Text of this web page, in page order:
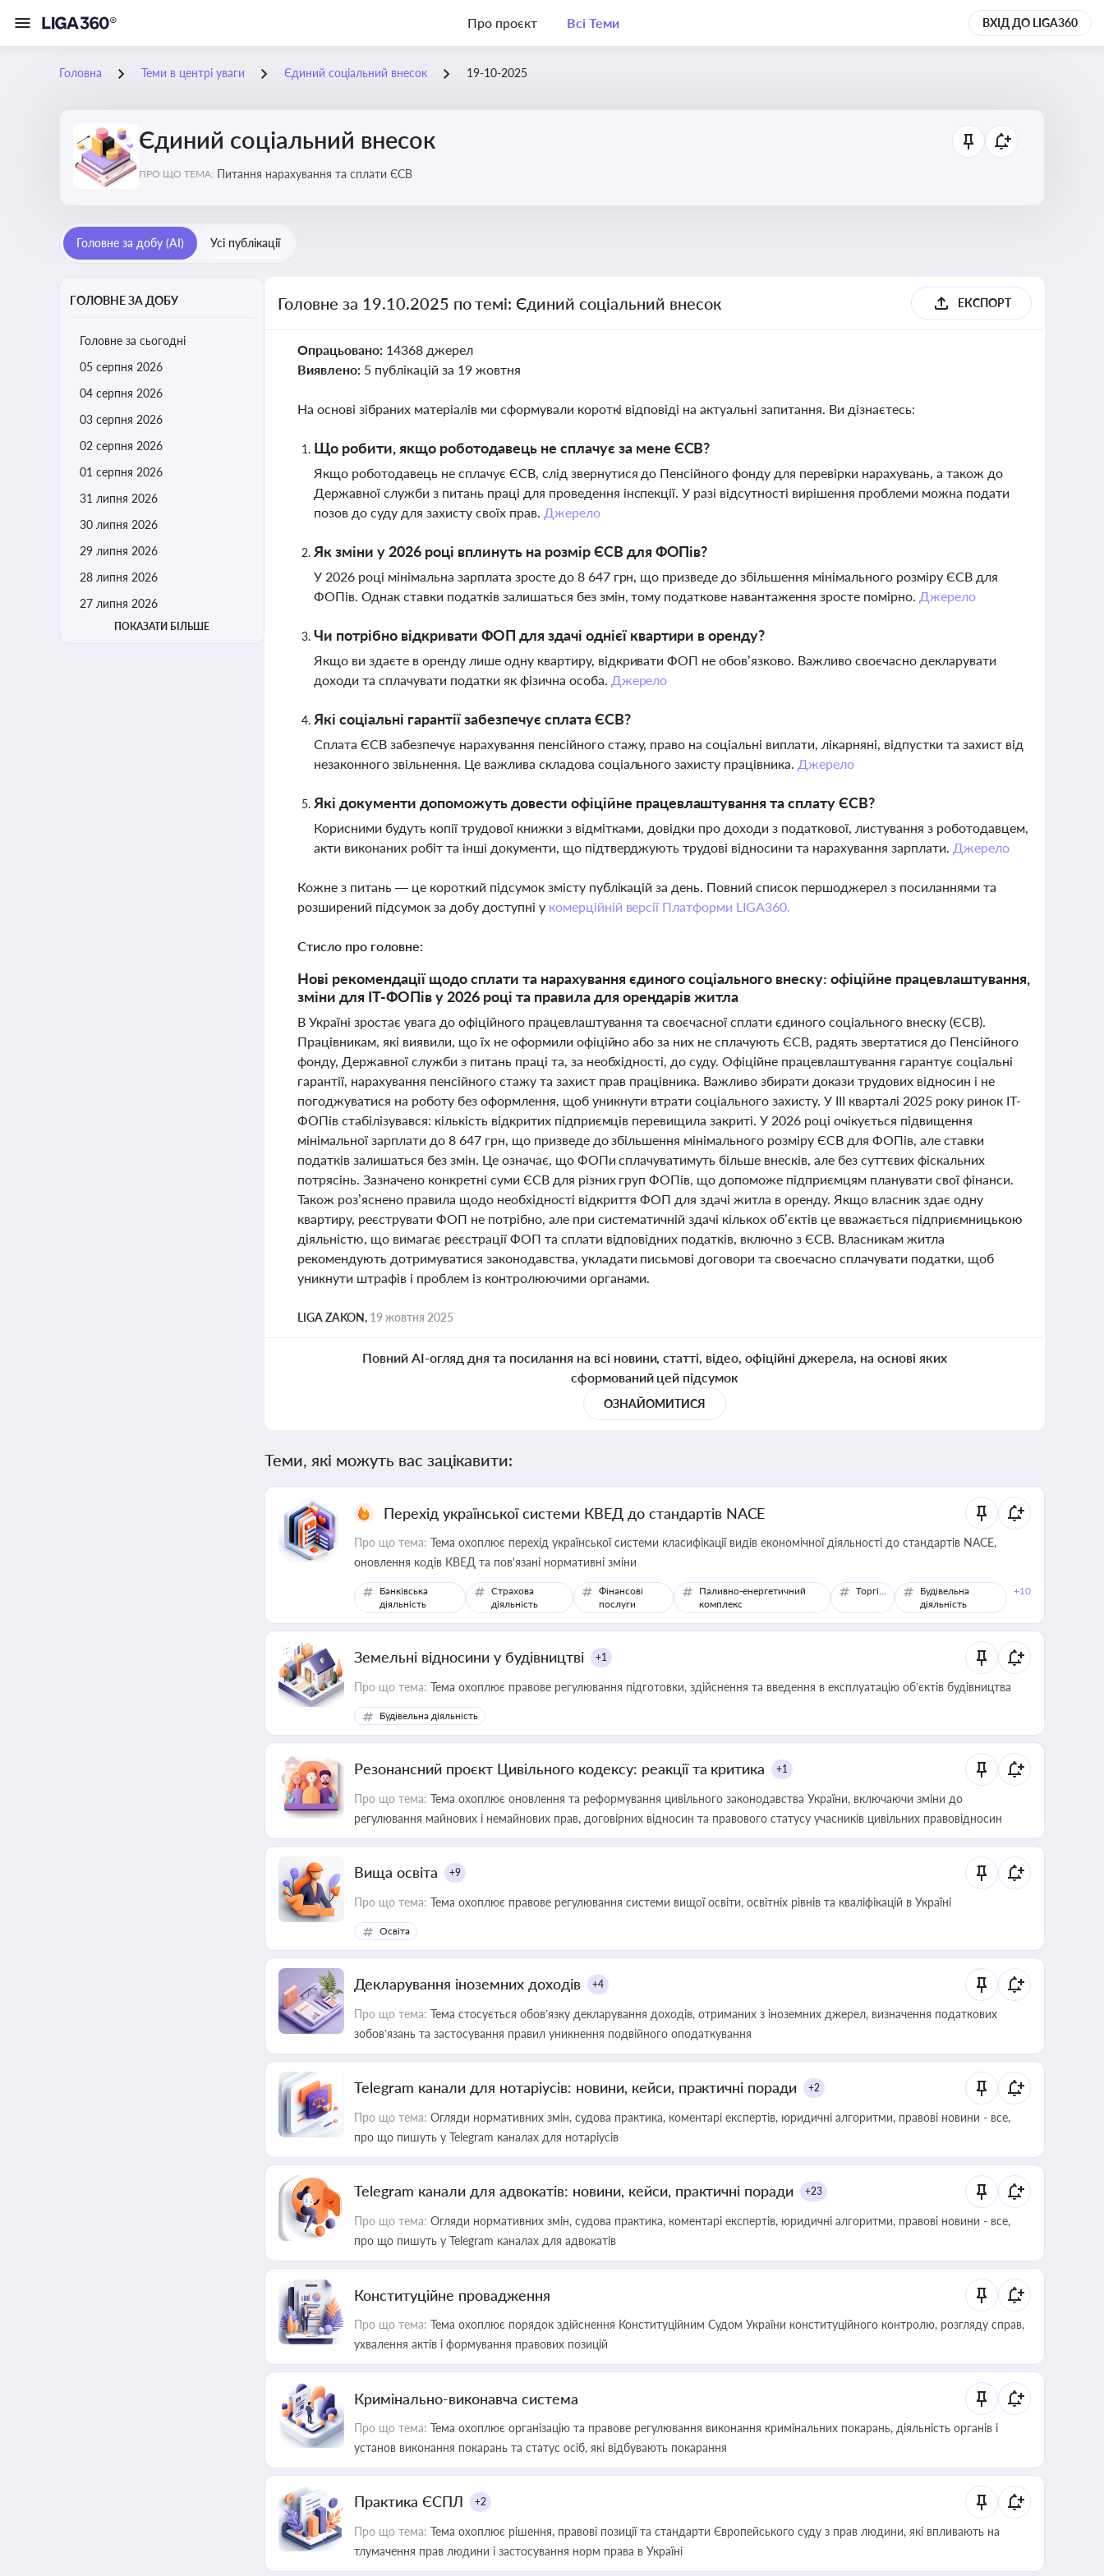
Про проєкт Всі Теми ВХІД ДО LIGA360
Головна Теми в центрі уваги Єдиний соціальний внесок 19-10-2025
Єдиний соціальний внесок
ПРО ЩО ТЕМА: Питання нарахування та сплати ЄСВ
Головне за добу (AI) Усі публікації
ГОЛОВНЕ ЗА ДОБУ
Головне за сьогодні
05 серпня 2026
04 серпня 2026
03 серпня 2026
02 серпня 2026
01 серпня 2026
31 липня 2026
30 липня 2026
29 липня 2026
28 липня 2026
27 липня 2026
ПОКАЗАТИ БІЛЬШЕ
Головне за 19.10.2025 по темі: Єдиний соціальний внесок ЕКСПОРТ
Опрацьовано: 14368 джерел
Виявлено: 5 публікацій за 19 жовтня
На основі зібраних матеріалів ми сформували короткі відповіді на актуальні запитання. Ви дізнаєтесь:
Що робити, якщо роботодавець не сплачує за мене ЄСВ?
Якщо роботодавець не сплачує ЄСВ, слід звернутися до Пенсійного фонду для перевірки нарахувань, а також до
Державної служби з питань праці для проведення інспекції. У разі відсутності вирішення проблеми можна подати
позов до суду для захисту своїх прав. Джерело
Як зміни у 2026 році вплинуть на розмір ЄСВ для ФОПів?
У 2026 році мінімальна зарплата зросте до 8 647 грн, що призведе до збільшення мінімального розміру ЄСВ для
ФОПів. Однак ставки податків залишаться без змін, тому податкове навантаження зросте помірно. Джерело
Чи потрібно відкривати ФОП для здачі однієї квартири в оренду?
Якщо ви здаєте в оренду лише одну квартиру, відкривати ФОП не обов’язково. Важливо своєчасно декларувати
доходи та сплачувати податки як фізична особа. Джерело
Які соціальні гарантії забезпечує сплата ЄСВ?
Сплата ЄСВ забезпечує нарахування пенсійного стажу, право на соціальні виплати, лікарняні, відпустки та захист від
незаконного звільнення. Це важлива складова соціального захисту працівника. Джерело
Які документи допоможуть довести офіційне працевлаштування та сплату ЄСВ?
Корисними будуть копії трудової книжки з відмітками, довідки про доходи з податкової, листування з роботодавцем,
акти виконаних робіт та інші документи, що підтверджують трудові відносини та нарахування зарплати. Джерело
Кожне з питань — це короткий підсумок змісту публікацій за день. Повний список першоджерел з посиланнями та
розширений підсумок за добу доступні у комерційній версії Платформи LIGA360.
Стисло про головне:
Нові рекомендації щодо сплати та нарахування єдиного соціального внеску: офіційне працевлаштування,
зміни для IT-ФОПів у 2026 році та правила для орендарів житла
В Україні зростає увага до офіційного працевлаштування та своєчасної сплати єдиного соціального внеску (ЄСВ).
Працівникам, які виявили, що їх не оформили офіційно або за них не сплачують ЄСВ, радять звертатися до Пенсійного
фонду, Державної служби з питань праці та, за необхідності, до суду. Офіційне працевлаштування гарантує соціальні
гарантії, нарахування пенсійного стажу та захист прав працівника. Важливо збирати докази трудових відносин і не
погоджуватися на роботу без оформлення, щоб уникнути втрати соціального захисту. У III кварталі 2025 року ринок IT-
ФОПів стабілізувався: кількість відкритих підприємців перевищила закриті. У 2026 році очікується підвищення
мінімальної зарплати до 8 647 грн, що призведе до збільшення мінімального розміру ЄСВ для ФОПів, але ставки
податків залишаться без змін. Це означає, що ФОПи сплачуватимуть більше внесків, але без суттєвих фіскальних
потрясінь. Зазначено конкретні суми ЄСВ для різних груп ФОПів, що допоможе підприємцям планувати свої фінанси.
Також роз’яснено правила щодо необхідності відкриття ФОП для здачі житла в оренду. Якщо власник здає одну
квартиру, реєструвати ФОП не потрібно, але при систематичній здачі кількох об’єктів це вважається підприємницькою
діяльністю, що вимагає реєстрації ФОП та сплати відповідних податків, включно з ЄСВ. Власникам житла
рекомендують дотримуватися законодавства, укладати письмові договори та своєчасно сплачувати податки, щоб
уникнути штрафів і проблем із контролюючими органами.
LIGA ZAKON, 19 жовтня 2025
Повний AI-огляд дня та посилання на всі новини, статті, відео, офіційні джерела, на основі яких
сформований цей підсумок
ОЗНАЙОМИТИСЯ
Теми, які можуть вас зацікавити:
Перехід української системи КВЕД до стандартів NACE
Про що тема: Тема охоплює перехід української системи класифікації видів економічної діяльності до стандартів NACE,
оновлення кодів КВЕД та пов'язані нормативні зміни
Банківська
діяльність
Страхова
діяльність
Фінансові
послуги
Паливно-енергетичний
комплекс
Торгівля
Будівельна
діяльність
+10
Земельні відносини у будівництві +1
Про що тема: Тема охоплює правове регулювання підготовки, здійснення та введення в експлуатацію об’єктів будівництва
Будівельна діяльність
Резонансний проєкт Цивільного кодексу: реакції та критика +1
Про що тема: Тема охоплює оновлення та реформування цивільного законодавства України, включаючи зміни до
регулювання майнових і немайнових прав, договірних відносин та правового статусу учасників цивільних правовідносин
Вища освіта +9
Про що тема: Тема охоплює правове регулювання системи вищої освіти, освітніх рівнів та кваліфікацій в Україні
Освіта
Декларування іноземних доходів +4
Про що тема: Тема стосується обов’язку декларування доходів, отриманих з іноземних джерел, визначення податкових
зобов’язань та застосування правил уникнення подвійного оподаткування
Telegram канали для нотаріусів: новини, кейси, практичні поради +2
Про що тема: Огляди нормативних змін, судова практика, коментарі експертів, юридичні алгоритми, правові новини - все,
про що пишуть у Telegram каналах для нотаріусів
Telegram канали для адвокатів: новини, кейси, практичні поради +23
Про що тема: Огляди нормативних змін, судова практика, коментарі експертів, юридичні алгоритми, правові новини - все,
про що пишуть у Telegram каналах для адвокатів
Конституційне провадження
Про що тема: Тема охоплює порядок здійснення Конституційним Судом України конституційного контролю, розгляду справ,
ухвалення актів і формування правових позицій
Кримінально-виконавча система
Про що тема: Тема охоплює організацію та правове регулювання виконання кримінальних покарань, діяльність органів і
установ виконання покарань та статус осіб, які відбувають покарання
Практика ЄСПЛ +2
Про що тема: Тема охоплює рішення, правові позиції та стандарти Європейського суду з прав людини, які впливають на
тлумачення прав людини і застосування норм права в Україні